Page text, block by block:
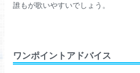
誰もが歌いやすいでしょう。
ワンポイントアドバイス